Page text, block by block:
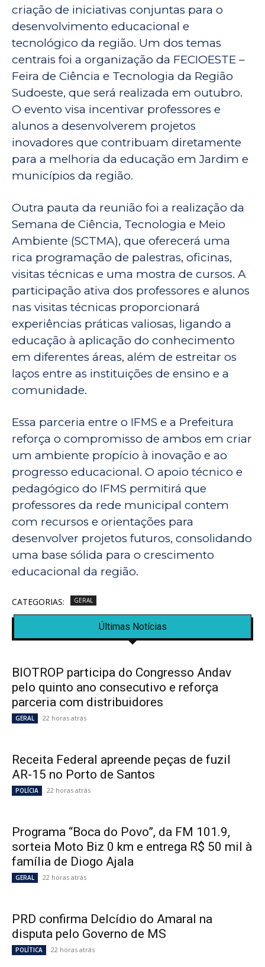
criação de iniciativas conjuntas para o
desenvolvimento educacional e
tecnológico da região. Um dos temas
centrais foi a organização da FECIOESTE –
Feira de Ciência e Tecnologia da Região
Sudoeste, que será realizada em outubro.
O evento visa incentivar professores e
alunos a desenvolverem projetos
inovadores que contribuam diretamente
para a melhoria da educação em Jardim e
municípios da região.
Outra pauta da reunião foi a realização da
Semana de Ciência, Tecnologia e Meio
Ambiente (SCTMA), que oferecerá uma
rica programação de palestras, oficinas,
visitas técnicas e uma mostra de cursos. A
participação ativa dos professores e alunos
nas visitas técnicas proporcionará
experiências práticas valiosas, ligando a
educação à aplicação do conhecimento
em diferentes áreas, além de estreitar os
laços entre as instituições de ensino e a
comunidade.
Essa parceria entre o IFMS e a Prefeitura
reforça o compromisso de ambos em criar
um ambiente propício à inovação e ao
progresso educacional. O apoio técnico e
pedagógico do IFMS permitirá que
professores da rede municipal contem
com recursos e orientações para
desenvolver projetos futuros, consolidando
uma base sólida para o crescimento
educacional da região.
CATEGORIAS: GERAL
Últimas Notícias
BIOTROP participa do Congresso Andav
pelo quinto ano consecutivo e reforça
parceria com distribuidores
GERAL 22 horas atrás
Receita Federal apreende peças de fuzil
AR-15 no Porto de Santos
POLÍCIA 22 horas atrás
Programa “Boca do Povo”, da FM 101.9,
sorteia Moto Biz 0 km e entrega R$ 50 mil à
família de Diogo Ajala
GERAL 22 horas atrás
PRD confirma Delcídio do Amaral na
disputa pelo Governo de MS
POLÍTICA 22 horas atrás